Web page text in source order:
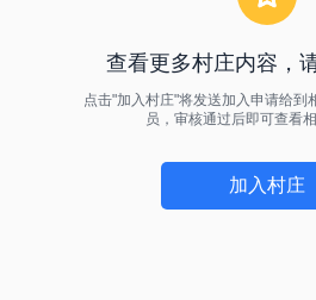
查看更多村庄内容，
点击"加入村庄"将发送加入申请给到
员，审核通过后即可查看
加入村庄